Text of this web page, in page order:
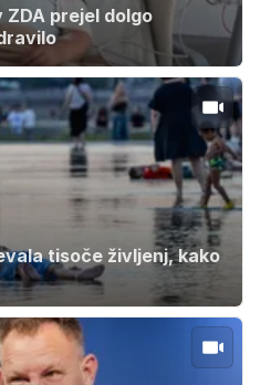
prejel dolgo
tisoče življenj, kako